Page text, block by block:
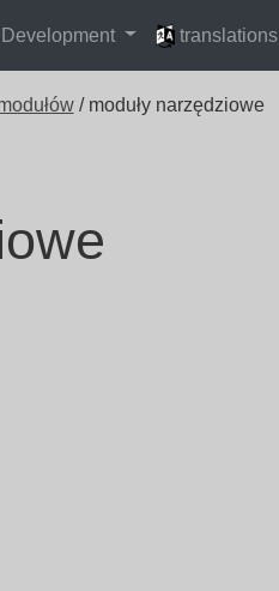
languages
translations
/ moduły narzędziowe